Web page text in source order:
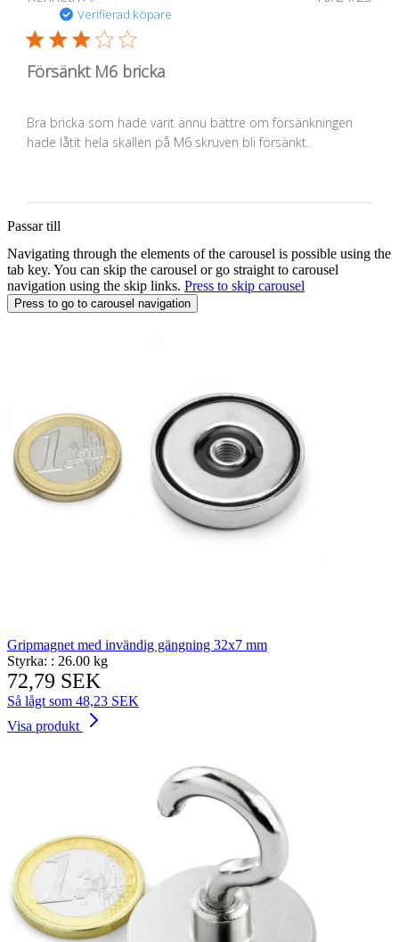
Verifierad köpare
Försänkt M6 bricka
Bra bricka som hade varit ännu bättre om försänkningen
hade låtit hela skallen på M6 skruven bli försänkt.
Passar till
Navigating through the elements of the carousel is possible using the
tab key. You can skip the carousel or go straight to carousel
navigation using the skip links. Press to skip carousel
Press to go to carousel navigation
Gripmagnet med invändig gängning 32x7 mm
Styrka: : 26.00 kg
72,79 SEK
Så lågt som 48,23 SEK
Visa produkt